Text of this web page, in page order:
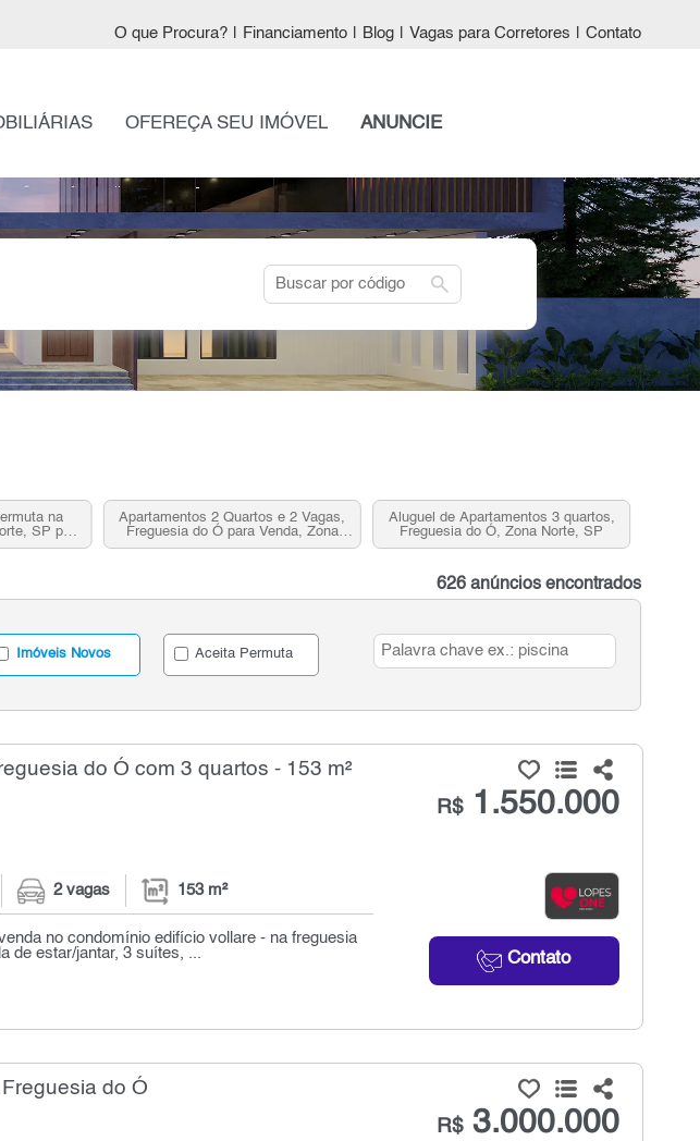
O que Procura? Financiamento Blog Vagas para Corretores Contato
OFEREÇA SEU IMÓVEL ANUNCIE
search
na
SP para
Apartamentos 2 Quartos e 2 Vagas,
Freguesia do Ó para Venda, Zona
Norte, SP
Aluguel de Apartamentos 3 quartos,
Freguesia do Ó, Zona Norte, SP
626 anúncios encontrados
Imóveis Novos Aceita Permuta
do Ó com 3 quartos - 153 m²
R$1.550.000
Contato
2 vagas 153 m²
no condomínio edifício vollare - na freguesia
de estar/jantar, 3 suítes, ...
do Ó
R$3.000.000